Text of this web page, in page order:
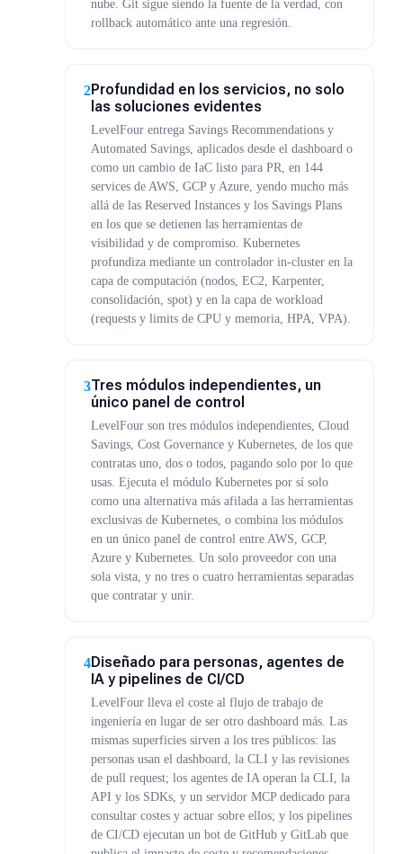
nube. Git sigue siendo la fuente de la verdad, con
rollback automático ante una regresión.
2Profundidad en los servicios, no solo
las soluciones evidentes
LevelFour entrega Savings Recommendations y
Automated Savings, aplicados desde el dashboard o
como un cambio de IaC listo para PR, en 144
services de AWS, GCP y Azure, yendo mucho más
allá de las Reserved Instances y los Savings Plans
en los que se detienen las herramientas de
visibilidad y de compromiso. Kubernetes
profundiza mediante un controlador in-cluster en la
capa de computación (nodos, EC2, Karpenter,
consolidación, spot) y en la capa de workload
(requests y limits de CPU y memoria, HPA, VPA).
3Tres módulos independientes, un
único panel de control
LevelFour son tres módulos independientes, Cloud
Savings, Cost Governance y Kubernetes, de los que
contratas uno, dos o todos, pagando solo por lo que
usas. Ejecuta el módulo Kubernetes por sí solo
como una alternativa más afilada a las herramientas
exclusivas de Kubernetes, o combina los módulos
en un único panel de control entre AWS, GCP,
Azure y Kubernetes. Un solo proveedor con una
sola vista, y no tres o cuatro herramientas separadas
que contratar y unir.
4Diseñado para personas, agentes de
IA y pipelines de CI/CD
LevelFour lleva el coste al flujo de trabajo de
ingeniería en lugar de ser otro dashboard más. Las
mismas superficies sirven a los tres públicos: las
personas usan el dashboard, la CLI y las revisiones
de pull request; los agentes de IA operan la CLI, la
API y los SDKs, y un servidor MCP dedicado para
consultar costes y actuar sobre ellos; y los pipelines
de CI/CD ejecutan un bot de GitHub y GitLab que